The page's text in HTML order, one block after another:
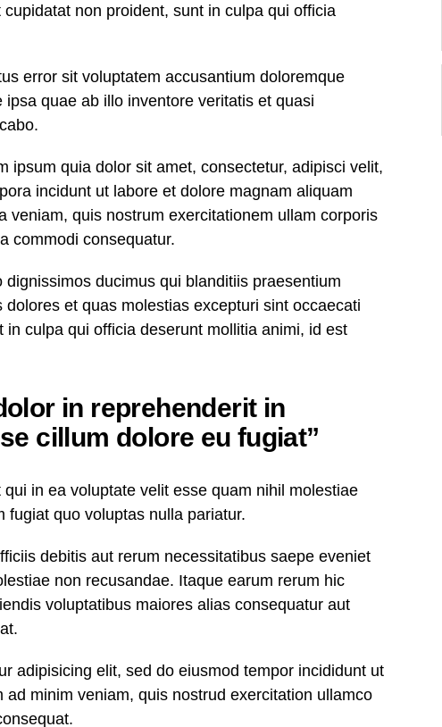
non proident, sunt in culpa qui officia
error sit voluptatem accusantium doloremque
quae ab illo inventore veritatis et quasi
ipsum quia dolor sit amet, consectetur, adipisci velit,
incidunt ut labore et dolore magnam aliquam
veniam, quis nostrum exercitationem ullam corporis
commodi consequatur.
ducimus qui blanditiis praesentium
et quas molestias excepturi sint occaecati
culpa qui officia deserunt mollitia animi, id est
in reprehenderit in
cillum dolore eu fugiat”
in ea voluptate velit esse quam nihil molestiae
fugiat quo voluptas nulla pariatur.
debitis aut rerum necessitatibus saepe eveniet
non recusandae. Itaque earum rerum hic
voluptatibus maiores alias consequatur aut
adipisicing elit, sed do eiusmod tempor incididunt ut
ad minim veniam, quis nostrud exercitation ullamco